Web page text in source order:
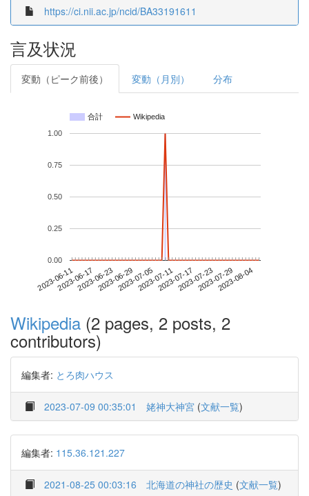
https://ci.nii.ac.jp/ncid/BA33191611
言及状況
変動（ピーク前後） 変動（月別） 分布
合計 Wikipedia
2023-06-112023-06-172023-06-232023-06-292023-07-052023-07-112023-07-172023-07-232023-07-292023-08-04
0.00
0.25
0.50
0.75
1.00
Wikipedia (2 pages, 2 posts, 2
contributors)
編集者: とろ肉ハウス
2023-07-09 00:35:01 姥神大神宮 (文献一覧)
編集者: 115.36.121.227
2021-08-25 00:03:16 北海道の神社の歴史 (文献一覧)